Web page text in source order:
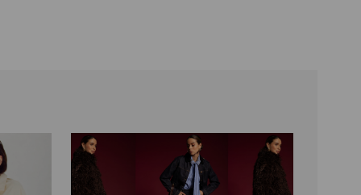
kwijt? Vul het e-mailadres in
hoort bij jouw account en klik op
verstuur.